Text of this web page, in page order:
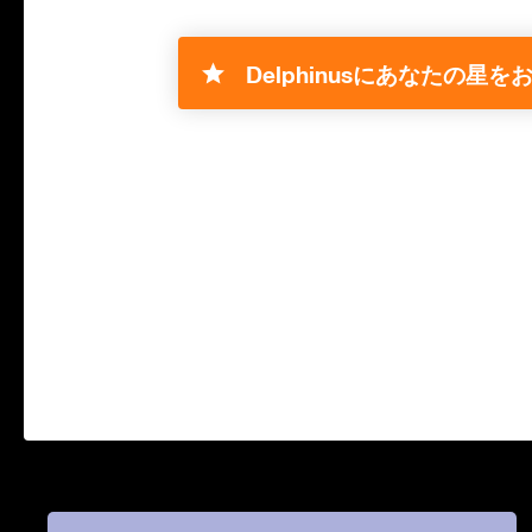
Delphinusにあなたの星を